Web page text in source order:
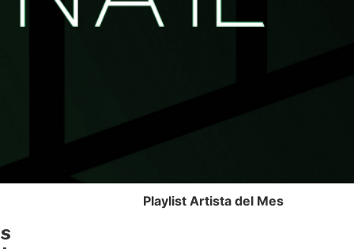
Playlist Artista del Mes